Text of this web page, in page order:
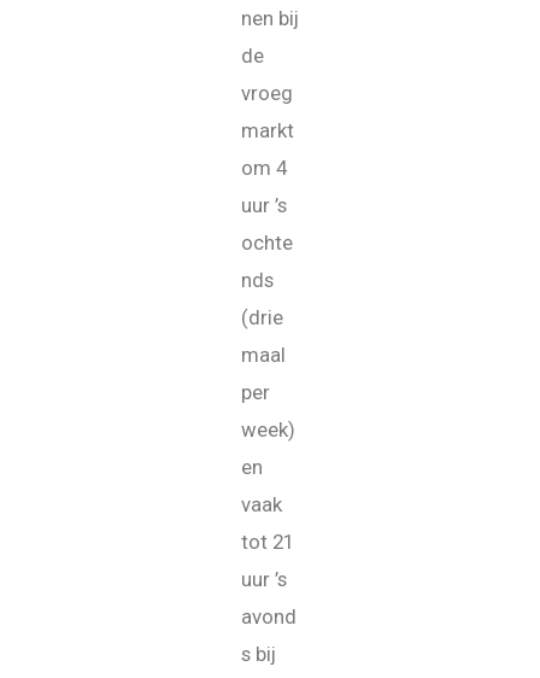
nen bij
de
vroeg
markt
om 4
uur ’s
ochte
nds
(drie
maal
per
week)
en
vaak
tot 21
uur ’s
avond
s bij